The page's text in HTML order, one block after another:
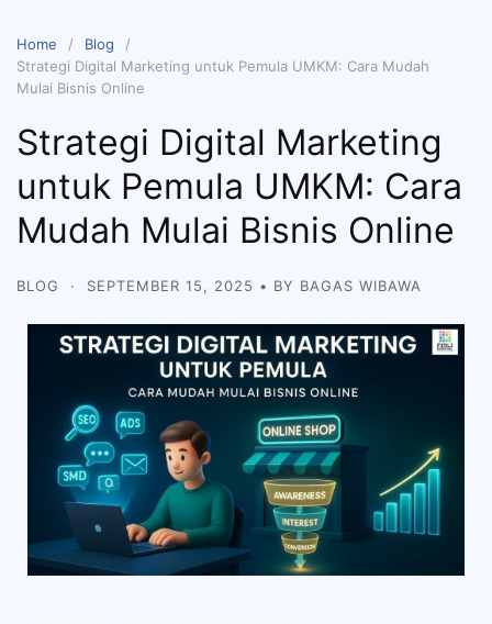
Home
Blog
Strategi Digital Marketing untuk Pemula UMKM: Cara Mudah
Mulai Bisnis Online
Strategi Digital Marketing
untuk Pemula UMKM: Cara
Mudah Mulai Bisnis Online
BLOG · SEPTEMBER 15, 2025 • BY BAGAS WIBAWA